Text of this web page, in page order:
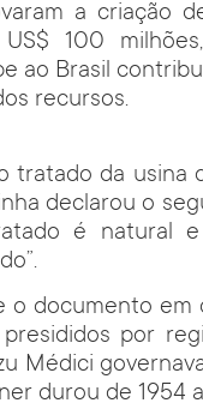
a criação
100
ao Brasil
recursos.
tratado da usina
declarou o
é natural
documento em
por
Médici
durou de 1954